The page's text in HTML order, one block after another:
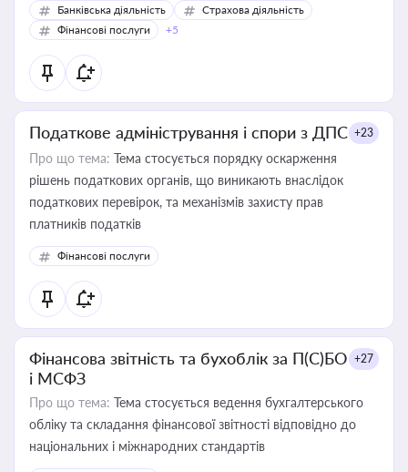
Банківська діяльність
Страхова діяльність
Фінансові послуги
+5
Податкове адміністрування і спори з ДПС +23
Про що тема: Тема стосується порядку оскарження
рішень податкових органів, що виникають внаслідок
податкових перевірок, та механізмів захисту прав
платників податків
Фінансові послуги
Фінансова звітність та бухоблік за П(С)БО
і МСФЗ
+27
Про що тема: Тема стосується ведення бухгалтерського
обліку та складання фінансової звітності відповідно до
національних і міжнародних стандартів